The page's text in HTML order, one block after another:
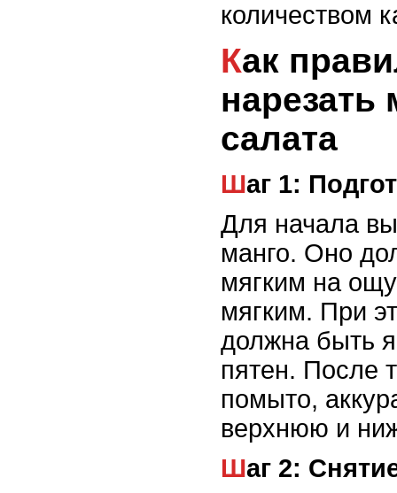
количеством
Как правильно
нарезать
салата
Шаг 1:
Для начала
манго. Оно
мягким на
мягким. При
должна быть
пятен. После
помыто,
верхнюю и
Шаг 2: